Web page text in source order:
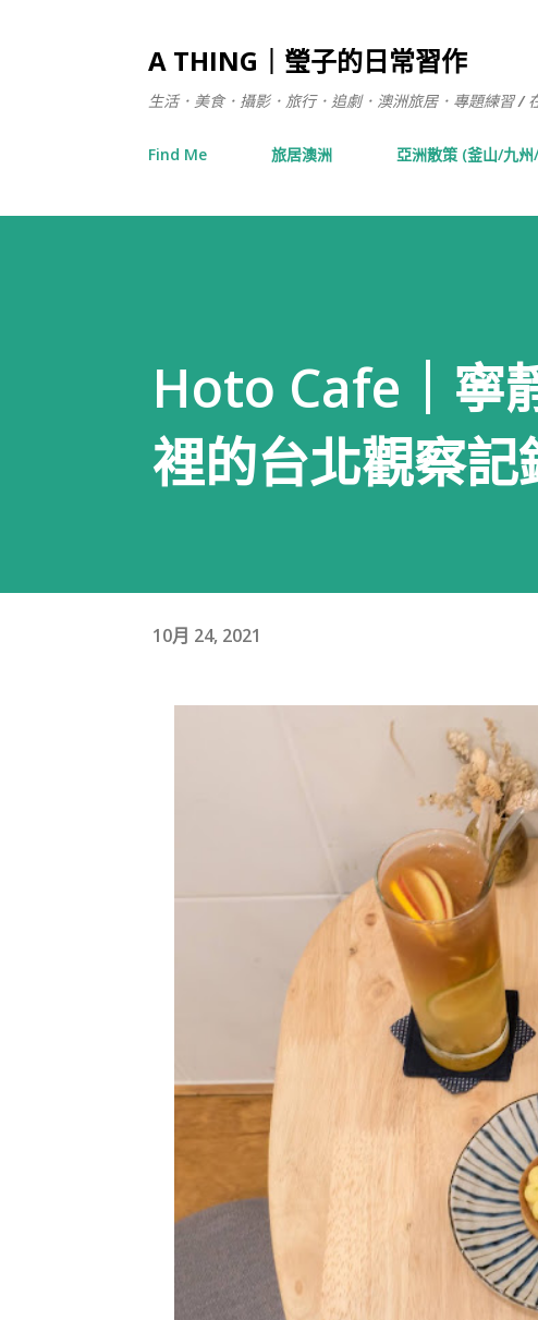
A THING｜瑩子的日常習作
生活．美食．攝影．旅行．追劇．澳洲旅居．專題練習 /
Find Me 旅居澳洲 亞洲散策 (釜山/九
Hoto Cafe｜寧
裡的台北觀察記
10月 24, 2021